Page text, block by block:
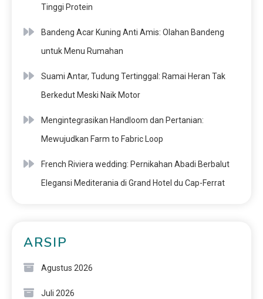
Tinggi Protein
Bandeng Acar Kuning Anti Amis: Olahan Bandeng
untuk Menu Rumahan
Suami Antar, Tudung Tertinggal: Ramai Heran Tak
Berkedut Meski Naik Motor
Mengintegrasikan Handloom dan Pertanian:
Mewujudkan Farm to Fabric Loop
French Riviera wedding: Pernikahan Abadi Berbalut
Elegansi Mediterania di Grand Hotel du Cap-Ferrat
ARSIP
Agustus 2026
Juli 2026